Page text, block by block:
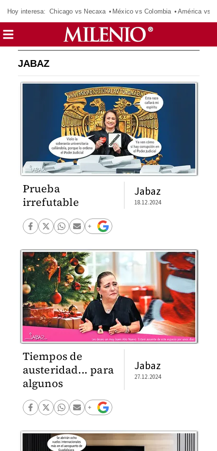
Hoy interesa: Chicago vs Necaxa México vs Colombia América vs
JABAZ
Prueba
irrefutable
Jabaz
18.12.2024
Tiempos de
austeridad... para
algunos
Jabaz
27.12.2024